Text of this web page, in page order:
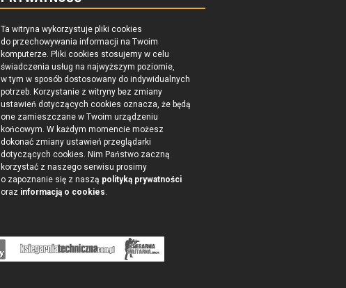
Ta witryna wykorzystuje pliki cookies
do przechowywania informacji na Twoim
komputerze. Pliki cookies stosujemy w celu
świadczenia usług na najwyższym poziomie,
w tym w sposób dostosowany do indywidualnych
potrzeb. Korzystanie z witryny bez zmiany
ustawień dotyczących cookies oznacza, że będą
one zamieszczane w Twoim urządzeniu
końcowym. W każdym momencie możesz
dokonać zmiany ustawień przeglądarki
dotyczących cookies. Nim Państwo zaczną
korzystać z naszego serwisu prosimy
o zapoznanie się z naszą polityką prywatności
oraz informacją o cookies.